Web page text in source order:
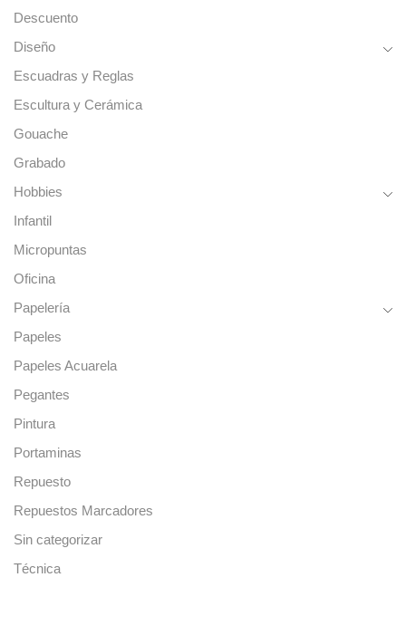
Descuento
Diseño
Escuadras y Reglas
Escultura y Cerámica
Gouache
Grabado
Hobbies
Infantil
Micropuntas
Oficina
Papelería
Papeles
Papeles Acuarela
Pegantes
Pintura
Portaminas
Repuesto
Repuestos Marcadores
Sin categorizar
Técnica